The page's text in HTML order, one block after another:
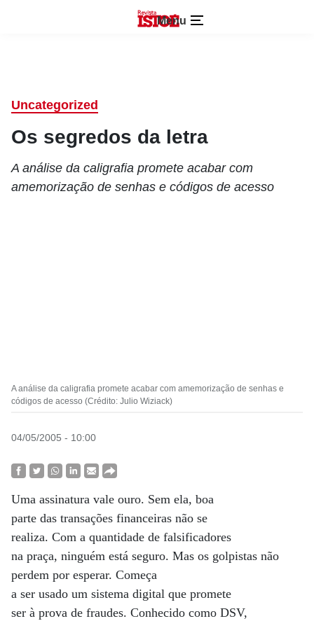
Menu
Uncategorized
Os segredos da letra
A análise da caligrafia promete acabar com
amemorização de senhas e códigos de acesso
A análise da caligrafia promete acabar com amemorização de senhas e
códigos de acesso (Crédito: Julio Wiziack)
04/05/2005 - 10:00
Uma assinatura vale ouro. Sem ela, boa
parte das transações financeiras não se
realiza. Com a quantidade de falsificadores
na praça, ninguém está seguro. Mas os golpistas não
perdem por esperar. Começa
a ser usado um sistema digital que promete
ser à prova de fraudes. Conhecido como DSV,